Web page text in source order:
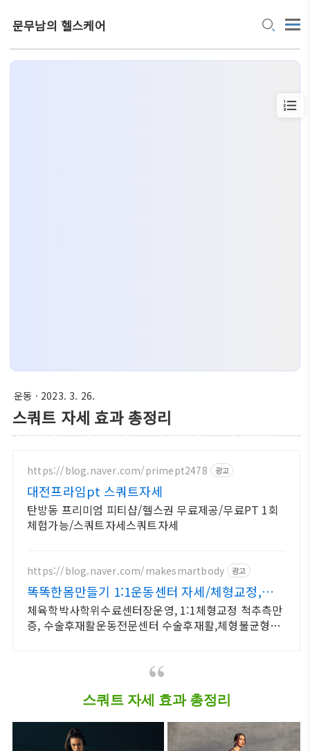
문무남의 헬스케어
운동 · 2023. 3. 26.
스쿼트 자세 효과 총정리
https://blog.naver.com/primept2478 광고
대전프라임pt 스쿼트자세
탄방동 프리미엄 피티샵/헬스권 무료제공/무료PT 1회
체험가능/스쿼트자세스쿼트자세
https://blog.naver.com/makesmartbody 광고
똑똑한몸만들기 1:1운동센터 자세/체형교정,재활
운동 전문
체육학박사학위수료센터장운영, 1:1체형교정 척추측만
증, 수술후재활운동전문센터 수술후재활,체형불균형으
스쿼트 자세 효과 총정리